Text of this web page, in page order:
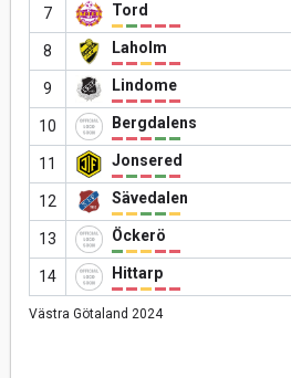
7 Tord
8 Laholm
9 Lindome
10 Bergdalens
11 Jonsered
12 Sävedalen
13 Öckerö
14 Hittarp
Västra Götaland 2024